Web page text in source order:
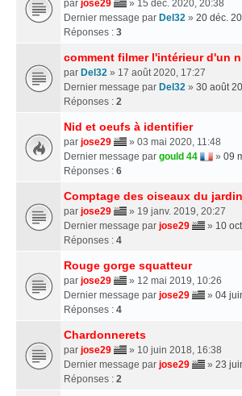
par jose29
» 15 déc. 2020, 20:38
Dernier message par Del32 » 20 déc.
Réponses : 3
comment filmer l'intérieur d'un
par Del32 » 17 août 2020, 17:27
Dernier message par Del32 » 30 août
Réponses : 2
Nid et oeufs à identifier
par jose29
» 03 mai 2020, 11:48
Dernier message par gould 44 » 09
Réponses : 6
Comptage des oiseaux du jardin
par jose29
» 19 janv. 2019, 20:27
Dernier message par jose29 » 10
Réponses : 4
Rouge gorge squatteur
par jose29
» 12 mai 2019, 10:26
Dernier message par jose29 » 04
Réponses : 4
Chardonnerets
par jose29
» 10 juin 2018, 16:38
Dernier message par jose29 » 23
Réponses : 2